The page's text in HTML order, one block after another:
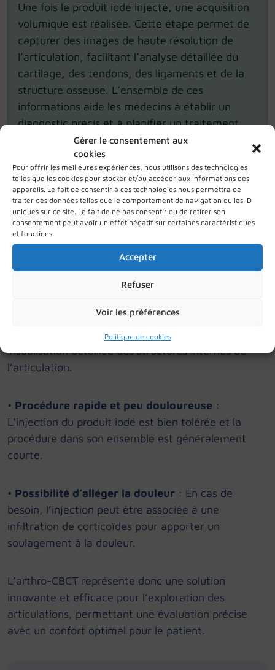
Gérer le consentement aux
cookies
Pour offrir les meilleures expériences, nous utilisons des technologies
telles que les cookies pour stocker et/ou accéder aux informations des
appareils. Le fait de consentir à ces technologies nous permettra de
traiter des données telles que le comportement de navigation ou les ID
uniques sur ce site. Le fait de ne pas consentir ou de retirer son
consentement peut avoir un effet négatif sur certaines caractéristiques
et fonctions.
Accepter
Refuser
Voir les préférences
Politique de cookies
Une fois le produit iodé injecté, une acquisition
volumique est réalisée. Cette étape permet de
capturer des images de haute résolution de
l’articulation, facilitant l’analyse détaillée du
cartilage, des tendons, des ligaments et de la
structure osseuse. L’ensemble de ces
informations aide les médecins à établir un
diagnostic précis et à planifier un traitement
Les avantages de l’arthro-CBCT
Faible dose d’irradiation: Comparé aux scanners
classiques, l’arthro-CBCT expose le patient à une
: La technique offre une
visualisation détaillée des structures internes de
l’articulation.
• Procédure rapide et peu douloureuse :
L’injection du produit iodé est bien tolérée et la
procédure dans son ensemble est généralement
courte.
• Possibilité d’alléger la douleur : En cas de
besoin, l’injection peut être associée à une
infiltration de corticoïdes pour apporter un
soulagement à la douleur.
L’arthro-CBCT représente donc une solution
innovante et efficace pour l’exploration des
articulations, permettant une évaluation précise
avec un confort optimal pour le patient.